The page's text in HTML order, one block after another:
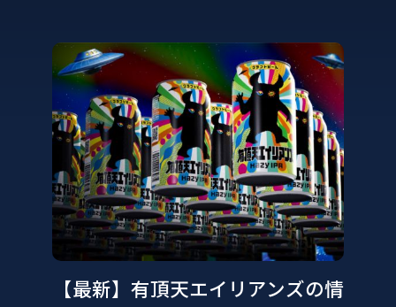
【最新】有頂天エイリアンズの情